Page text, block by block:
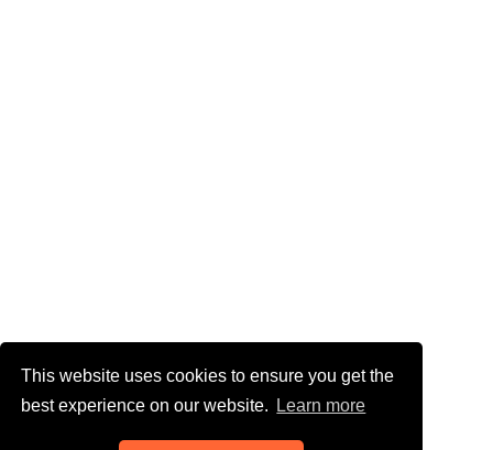
This website uses cookies to ensure you get the
best experience on our website.
Learn more